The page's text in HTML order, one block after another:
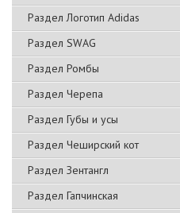
Раздел Логотип Adidas
Раздел SWAG
Раздел Ромбы
Раздел Черепа
Раздел Губы и усы
Раздел Чеширский кот
Раздел Зентангл
Раздел Гапчинская